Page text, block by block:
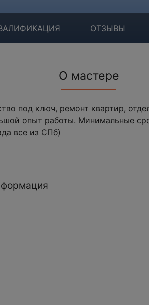
ОТЗЫВЫ
О мастере
под ключ, ремонт квартир,
опыт работы. Минимальные
все из СПб)